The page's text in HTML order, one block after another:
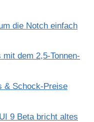
die Notch einfach
dem 2,5-Tonnen-
& Schock-Preise
9 Beta bricht altes